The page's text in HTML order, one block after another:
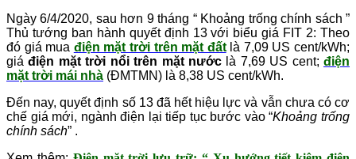
Ngày 6/4/2020, sau hơn 9 tháng “ Khoảng trống chính sách ”
Thủ tướng ban hành quyết định 13 với biểu giá FIT 2: Theo
đó giá mua điện mặt trời trên mặt đấtlà 7,09 US cent/kWh;
giáđiện mặt trời nổi trên mặt nướclà 7,69 US cent;điện
mặt trời mái nhà (ĐMTMN) là 8,38 US cent/kWh.
Đến nay, quyết định số 13 đã hết hiệu lực và vẫn chưa có cơ
chế giá mới, ngành điện lại tiếp tục bước vào “Khoảng trống
chính sách” .